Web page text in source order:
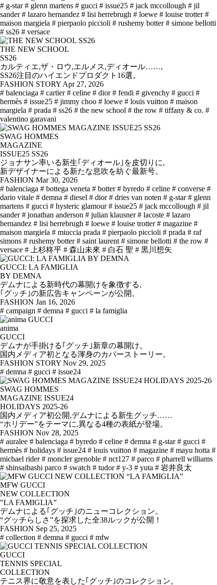
# g-star # glenn martens # gucci # issue25 # jack mccollough # jil
sander # lazaro hernandez # lisi herrebrugh # loewe # louise trotter #
maison margiela # pierpaolo piccioli # rushemy botter # simone bellotti
# ss26 # versace
THE NEW SCHOOL
SS26
カルティエ,ザ・ロウ,エルメス,ディオール……,
SS26注目のハイエンドプロダクト16選。
FASHION STORY Apr 27, 2026
# balenciaga # cartier # celine # dior # fendi # givenchy # gucci #
hermès # issue25 # jimmy choo # loewe # louis vuitton # maison
margiela # prada # ss26 # the new school # the row # tiffany & co. #
valentino garavani
SWAG HOMMES
MAGAZINE
ISSUE25 SS26
ジョナサン率いる新生｢ディオール｣を皮切りに,
新デザイナーによる新たな息吹を紡ぐ最新号。
FASHION Mar 30, 2026
# balenciaga # bottega veneta # botter # byredo # celine # converse #
dario vitale # demna # diesel # dior # dries van noten # g-star # glenn
martens # gucci # hysteric glamour # issue25 # jack mccollough # jil
sander # jonathan anderson # julian klausner # lacoste # lazaro
hernandez # lisi herrebrugh # loewe # louise trotter # magazine #
maison margiela # miuccia prada # pierpaolo piccioli # prada # raf
simons # rushemy botter # saint laurent # simone bellotti # the row #
versace # 上杉柊平 # 森山未來 # 白石 聖 # 黒川想矢
GUCCI: LA FAMIGLIA
BY DEMNA
デムナによる新時代の幕開けを象徴する,
｢グッチ｣の新広告キャンペーンが公開。
FASHION Jan 16, 2026
# campaign # demna # gucci # la famiglia
anima
GUCCI
デムナが手掛ける｢グッチ｣新章の幕開け。
国内メディア初となる渾身のカバーストーリー。
FASHION STORY Nov 29, 2025
# demna # gucci # issue24
SWAG HOMMES
MAGAZINE ISSUE24
HOLIDAYS 2025-26
国内メディア初公開,デムナによる新生グッチ……
“ホリデー”をテーマに,異なる4種の表紙が登場。
FASHION Nov 28, 2025
# auralee # balenciaga # byredo # celine # demna # g-star # gucci #
hermès # holidays # issue24 # louis vuitton # magazine # mayu hotta #
michael rider # moncler grenoble # nct127 # parco # pharrell williams
# shinsaibashi parco # swatch # tudor # y-3 # yuta # 岩井良太
MFW GUCCI
NEW COLLECTION
"LA FAMIGLIA”
デムナによる｢グッチ｣のニューコレクション。
“グッチらしさ”を探求した全38ルックが公開！
FASHION Sep 25, 2025
# collection # demna # gucci # mfw
GUCCI
TENNIS SPECIAL
COLLECTION
テニス界に敬意を表した｢グッチ｣のコレクション。